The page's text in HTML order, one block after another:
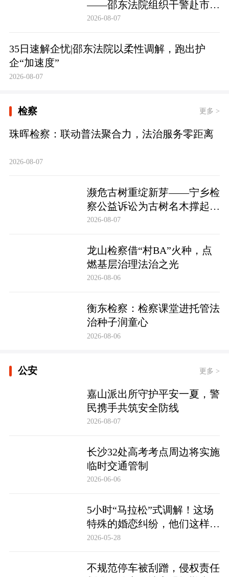
——邵东法院组织干警赴市禁
毒教育基地参观学习
2026-08-07
35日速解企忧|邵东法院以柔性调解，跑出护
企“加速度”
2026-08-07
检察 更多 >
珠晖检察：联动普法聚合力，法治服务零距离
2026-08-07
濒危古树重绽新芽——宁乡检
察公益诉讼为古树名木撑起法
治“保护伞”
2026-08-07
龙山检察借“村BA”火种，点
燃基层治理法治之光
2026-08-06
衡东检察：检察课堂进托管法
治种子润童心
2026-08-06
公安 更多 >
嘉山派出所守护平安一夏，警
民携手共筑安全防线
2026-08-07
长沙32处高考考点周边将实施
临时交通管制
2026-06-06
5小时“马拉松”式调解！这场
特殊的婚恋纠纷，他们这样化
解……
2026-05-28
不规范停车被刮蹭，侵权责任